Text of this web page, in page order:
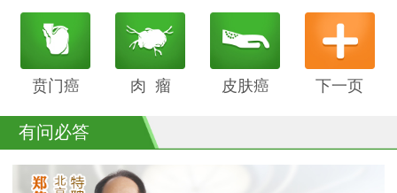
下一页
贲门癌 阴茎癌肉 瘤 白血病皮肤癌
有问必答